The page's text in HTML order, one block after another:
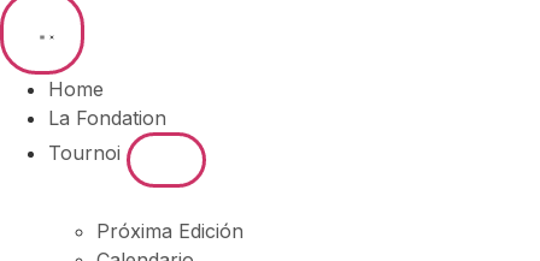
Home
La Fondation
Tournoi
Próxima Edición